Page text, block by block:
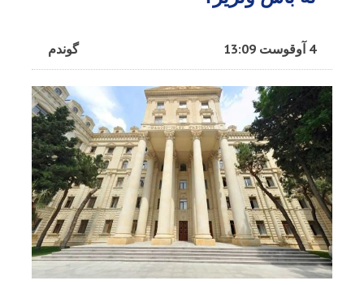
گوندم 4 آوقوست 13:09